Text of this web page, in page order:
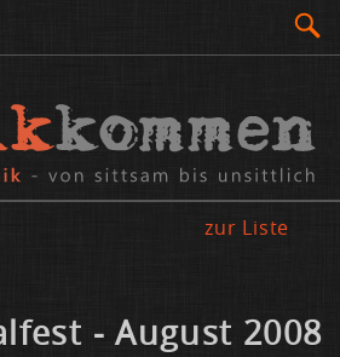
zur Liste
- Au­gust 2008